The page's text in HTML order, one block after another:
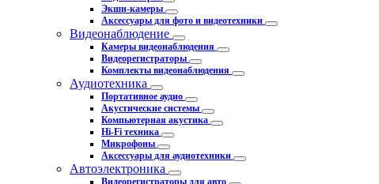
Экшн-камеры
Аксессуары для фото и видеотехники
Видеонаблюдение
Камеры видеонаблюдения
Видеорегистраторы
Комплекты видеонаблюдения
Аудиотехника
Портативное аудио
Акустические системы
Компьютерная акустика
Hi-Fi техника
Микрофоны
Аксессуары для аудиотехники
Автоэлектроника